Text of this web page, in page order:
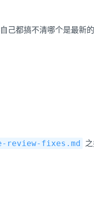
己都搞不清哪个是最新的
review-fixes.md